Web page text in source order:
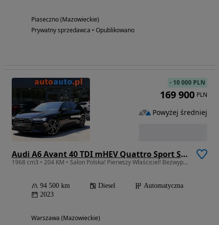
Piaseczno (Mazowieckie)
Prywatny sprzedawca • Opublikowano
Audi A6 Avant 40 TDI mHEV Quattro Sport S tronic
1968 cm3 • 204 KM • Salon Polska! Pierwszy Właściciel! Bezwypadkowy! Serwisowany! Zadbany!
94 500 km Diesel
Automatyczna
2023
Warszawa (Mazowieckie)
- 10 000 PLN
169 900 PLN
Powyżej średniej